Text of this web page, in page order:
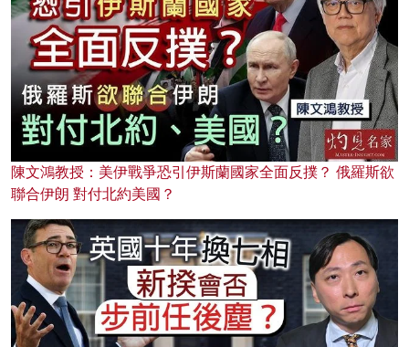
陳文鴻教授：美伊戰爭恐引伊斯蘭國家全面反撲？ 俄羅斯欲
聯合伊朗 對付北約美國？